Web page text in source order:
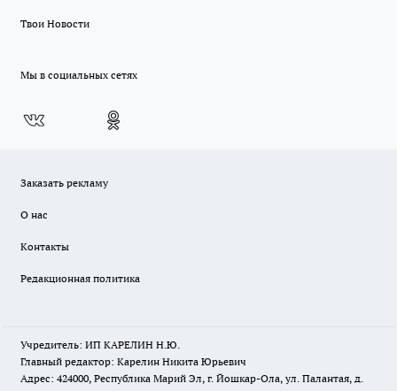
Твои Новости
Мы в социальных сетях
Заказать рекламу
О нас
Контакты
Редакционная политика
Учредитель: ИП КАРЕЛИН Н.Ю.
Главный редактор: Карелин Никита Юрьевич
Адрес: 424000, Республика Марий Эл, г. Йошкар-Ола, ул. Палантая, д.